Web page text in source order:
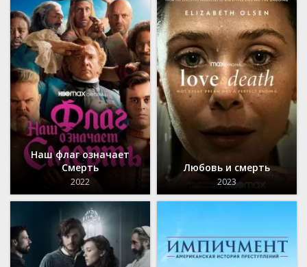
Наш флаг означает
Смерть
2022
Любовь и смерть
2023